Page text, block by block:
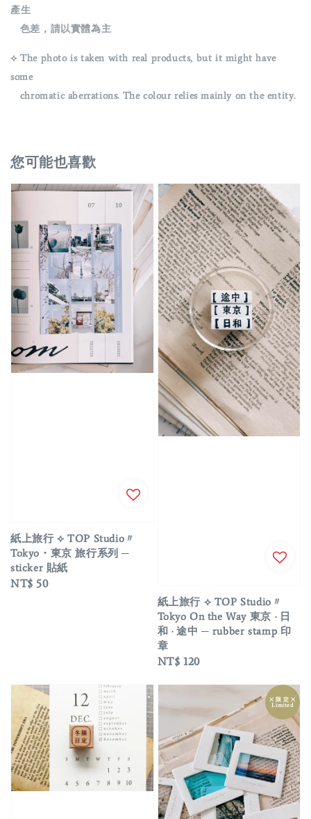
產生
色差，請以實體為主
⟡ The photo is taken with real products, but it might have
some
chromatic aberrations. The colour relies mainly on the entity.
您可能也喜歡
紙上旅行 ⟡ TOP Studio〃
Tokyo・東京 旅行系列 ─
sticker 貼紙
Regular
NT$ 50
紙上旅行 ⟡ TOP Studio〃
Tokyo On the Way 東京 · 日
和 · 途中 ─ rubber stamp 印
章
Regular
NT$ 120
྾ 限 定 ྾
Limited